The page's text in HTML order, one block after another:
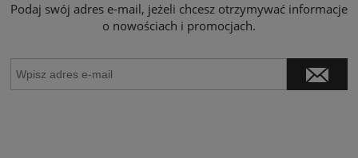
Podaj swój adres e-mail, jeżeli chcesz otrzymywać informacje
o nowościach i promocjach.